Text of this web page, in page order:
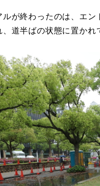
ルが終わったのは、エ
道半ばの状態に置かれ